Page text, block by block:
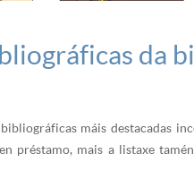
da
máis destacadas
préstamo, mais a listaxe